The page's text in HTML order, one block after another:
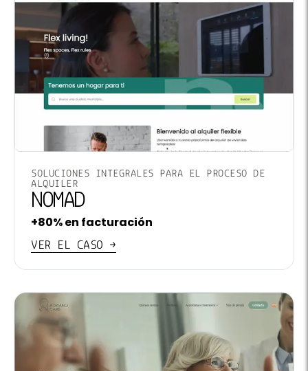
SOLUCIONES INTEGRALES PARA EL PROCESO DE
ALQUILER
NOMAD
+80% en facturación
VER EL CASO →